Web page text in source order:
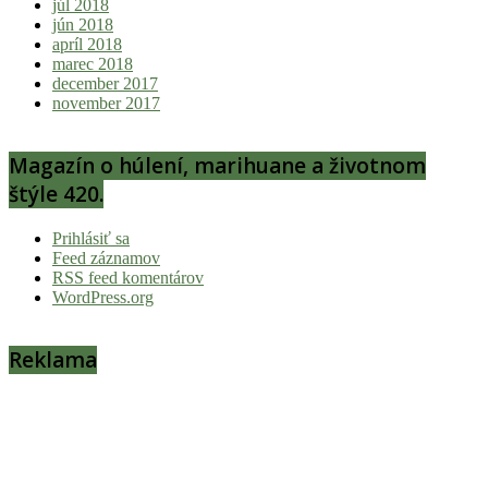
júl 2018
jún 2018
apríl 2018
marec 2018
december 2017
november 2017
Magazín o húlení, marihuane a životnom
štýle 420.
Prihlásiť sa
Feed záznamov
RSS feed komentárov
WordPress.org
Reklama